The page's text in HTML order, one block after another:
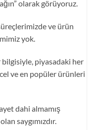
olarak görüyoruz.
ve ürün
yok.
piyasadaki her
ve en popüler ürünleri
dahi almamış
saygımızdır.